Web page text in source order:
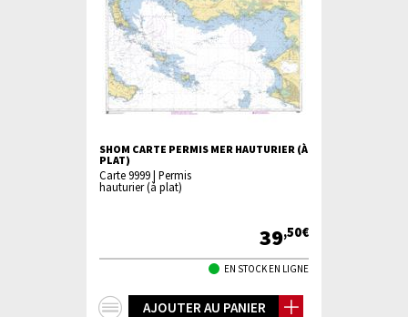
SHOM CARTE PERMIS MER HAUTURIER (À
PLAT)
Carte 9999 | Permis
hauturier (à plat)
39,50€
EN STOCK EN LIGNE
AJOUTER AU PANIER